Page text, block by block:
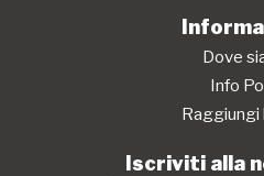
Dove
Info
Raggiungi
Iscriviti alla